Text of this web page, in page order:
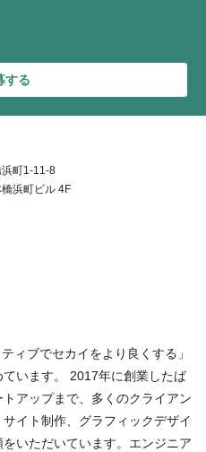
ィブでセカイをより良くする」
います。 2017年に創業したば
アップまで、多くのクライアン
イト制作、グラフィックデザイ
いただいています。エンジニア
する
町1-11-8
浜町ビル 4F